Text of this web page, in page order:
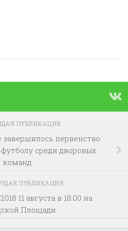
ПУБЛИКАЦИЯ
первенство
среди дворовых
команд
ПУБЛИКАЦИЯ
11 августа в 18:00 на
Площади